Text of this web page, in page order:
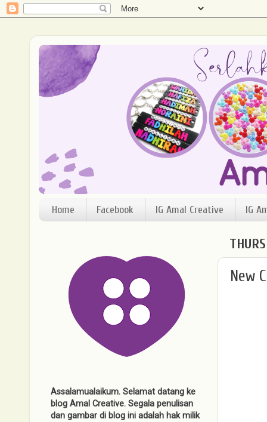
Home Facebook IG Amal Creative IG
New
Assalamualaikum. Selamat datang ke
blog Amal Creative. Segala penulisan
dan gambar di blog ini adalah hak milik